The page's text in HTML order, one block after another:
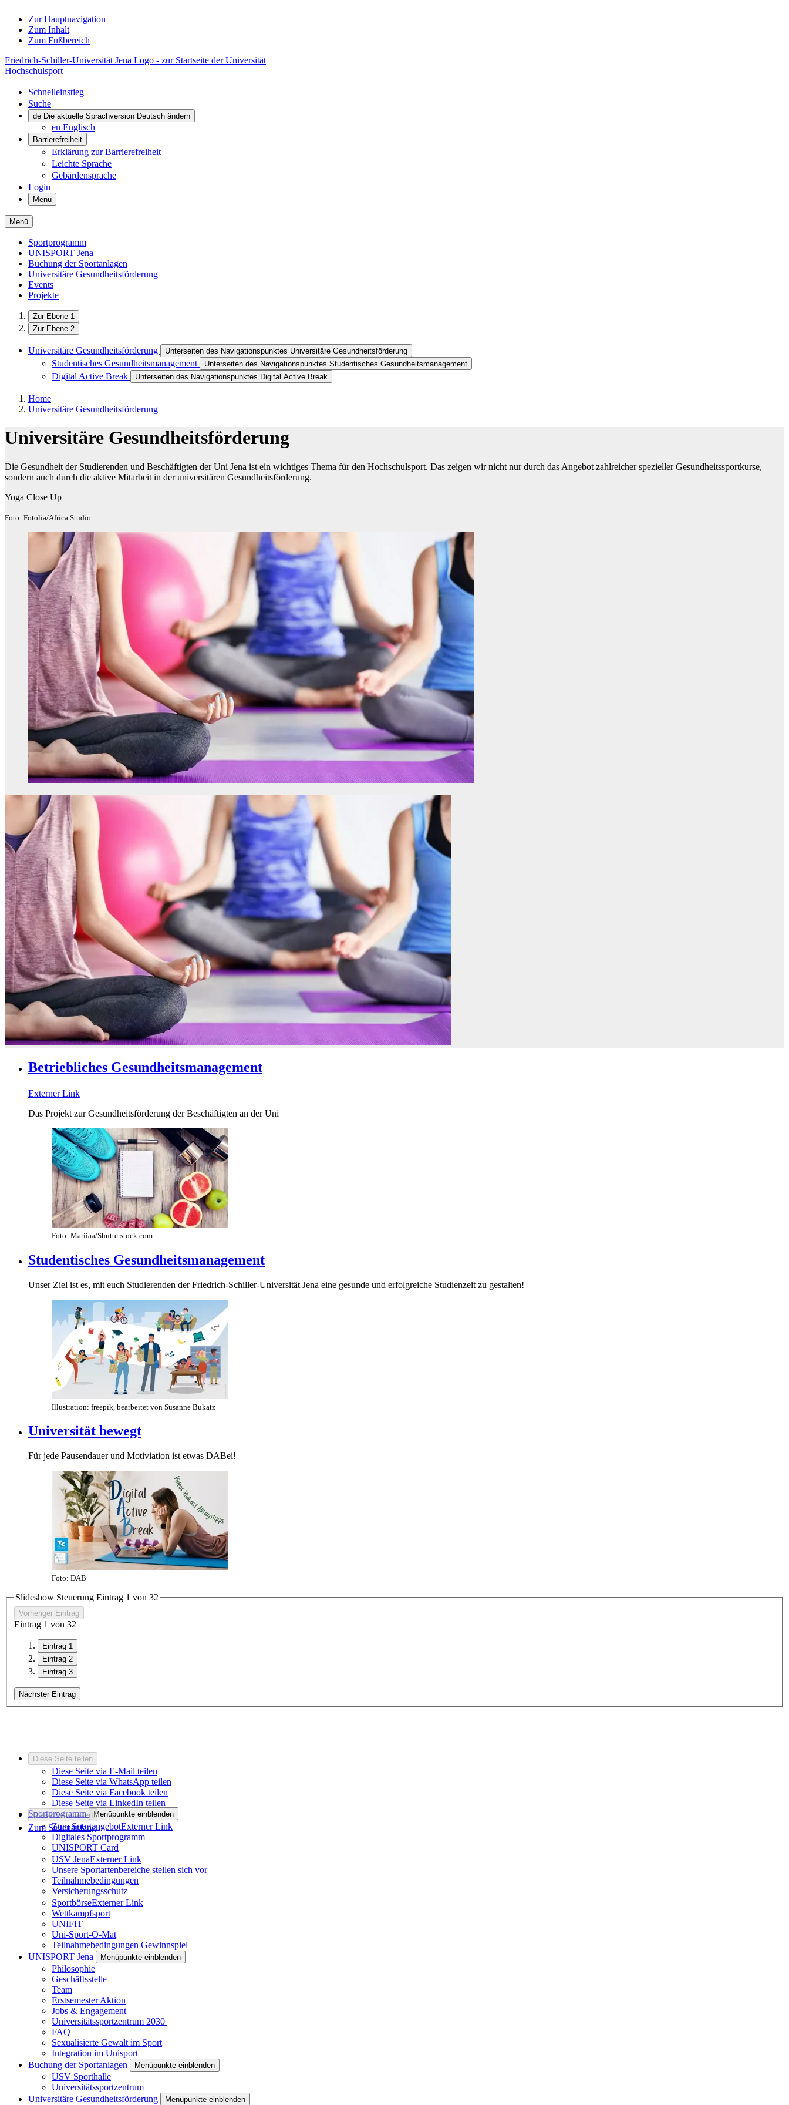
Zur Hauptnavigation
Zum Inhalt
Zum Fußbereich
Friedrich-Schiller-Universität Jena Logo - zur Startseite der Universität
Hochschulsport
Schnelleinstieg
Suche
de Die aktuelle Sprachversion Deutsch ändern
en Englisch
Barrierefreiheit
Erklärung zur Barrierefreiheit
Leichte Sprache
Gebärdensprache
Login
Menü
Menü
Sportprogramm
UNISPORT Jena
Buchung der Sportanlagen
Universitäre Gesundheitsförderung
Events
Projekte
Zur Ebene 1
Zur Ebene 2
Universitäre Gesundheitsförderung Unterseiten des Navigationspunktes Universitäre Gesundheitsförderung
Studentisches Gesundheitsmanagement Unterseiten des Navigationspunktes Studentisches Gesundheitsmanagement
Digital Active Break Unterseiten des Navigationspunktes Digital Active Break
Home
Universitäre Gesundheitsförderung
Universitäre Gesundheitsförderung
Die Gesundheit der Studierenden und Beschäftigten der Uni Jena ist ein wichtiges Thema für den Hochschulsport. Das zeigen wir nicht nur durch das Angebot zahlreicher spezieller Gesundheitssportkurse,
sondern auch durch die aktive Mitarbeit in der universitären Gesundheitsförderung.
Yoga Close Up
Foto: Fotolia/Africa Studio
Betriebliches Gesundheitsmanagement
Externer Link
Das Projekt zur Gesundheitsförderung der Beschäftigten an der Uni
Foto: Mariiaa/Shutterstock.com
Studentisches Gesundheitsmanagement
Unser Ziel ist es, mit euch Studierenden der Friedrich-Schiller-Universität Jena eine gesunde und erfolgreiche Studienzeit zu gestalten!
Illustration: freepik, bearbeitet von Susanne Bukatz
Universität bewegt
Für jede Pausendauer und Motiviation ist etwas DABei!
Foto: DAB
Slideshow Steuerung Eintrag 1 von 32
Vorheriger Eintrag
Eintrag 1 von 32
Eintrag 1
Eintrag 2
Eintrag 3
Nächster Eintrag
Diese Seite teilen
Diese Seite via E-Mail teilen
Diese Seite via WhatsApp teilen
Diese Seite via Facebook teilen
Diese Seite via LinkedIn teilen
Diese Seite teilen
Zum Seitenanfang
Sportprogramm Menüpunkte einblenden
Zum SportangebotExterner Link
Digitales Sportprogramm
UNISPORT Card
USV JenaExterner Link
Unsere Sportartenbereiche stellen sich vor
Teilnahmebedingungen
Versicherungsschutz
SportbörseExterner Link
Wettkampfsport
UNIFIT
Uni-Sport-O-Mat
Teilnahmebedingungen Gewinnspiel
UNISPORT Jena
Menüpunkte einblenden
Philosophie
Geschäftsstelle
Team
Erstsemester Aktion
Jobs & Engagement
Universitätssportzentrum 2030
FAQ
Sexualisierte Gewalt im Sport
Integration im Unisport
Buchung der Sportanlagen
Menüpunkte einblenden
USV Sporthalle
Universitätssportzentrum
Universitäre Gesundheitsförderung
Menüpunkte einblenden